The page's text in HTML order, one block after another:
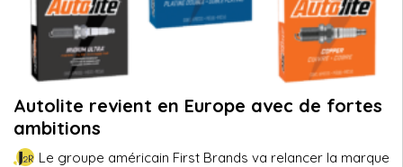
Autolite revient en Europe avec de fortes
ambitions
Le groupe américain First Brands va relancer la marque